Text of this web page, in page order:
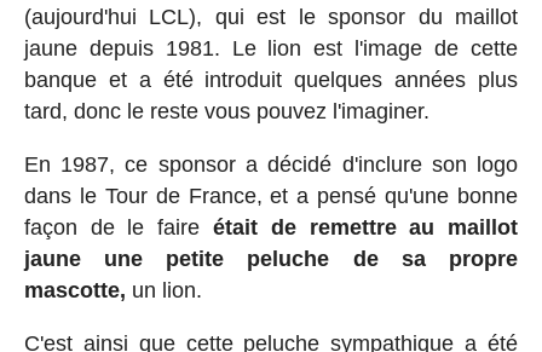
(aujourd'hui LCL), qui est le sponsor du maillot
jaune depuis 1981. Le lion est l'image de cette
banque et a été introduit quelques années plus
tard, donc le reste vous pouvez l'imaginer.
En 1987, ce sponsor a décidé d'inclure son logo
dans le Tour de France, et a pensé qu'une bonne
façon de le faire était de remettre au maillot
jaune une petite peluche de sa propre
mascotte, un lion.
C'est ainsi que cette peluche sympathique a été